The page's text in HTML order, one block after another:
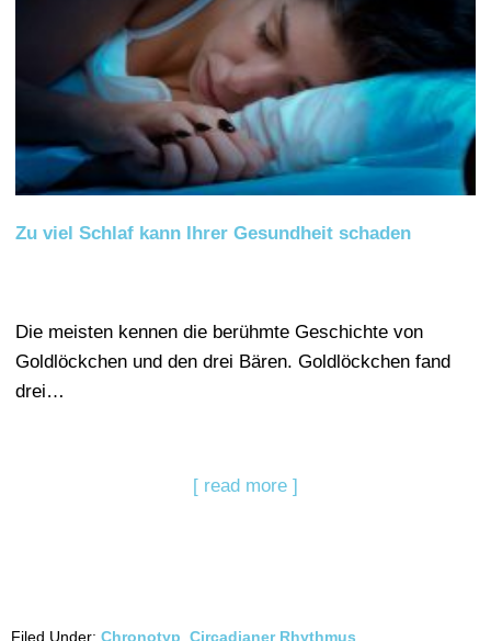
Zu viel Schlaf kann Ihrer Gesundheit schaden
Die meisten kennen die berühmte Geschichte von
Goldlöckchen und den drei Bären. Goldlöckchen fand
drei…
[ read more ]
Filed Under: Chronotyp Circadianer Rhythmus